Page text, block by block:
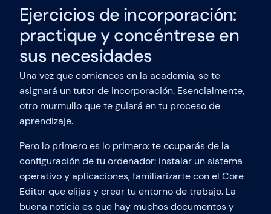
Ejercicios de incorporación:
practique y concéntrese en
sus necesidades
Una vez que comiences en la academia, se te
asignará un tutor de incorporación. Esencialmente,
otro murmullo que te guiará en tu proceso de
aprendizaje.
Pero lo primero es lo primero: te ocuparás de la
configuración de tu ordenador: instalar un sistema
operativo y aplicaciones, familiarizarte con el Core
Editor que elijas y crear tu entorno de trabajo. La
buena noticia es que hay muchos documentos y